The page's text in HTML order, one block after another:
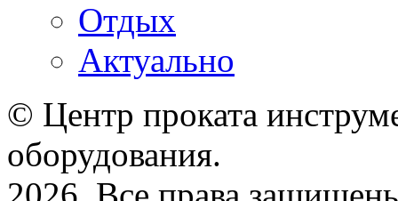
Отдых
Актуально
© Центр проката
оборудования.